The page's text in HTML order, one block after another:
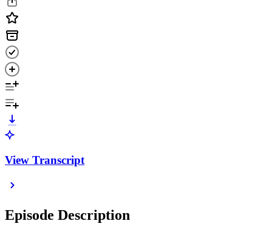
View Transcript
Episode Description